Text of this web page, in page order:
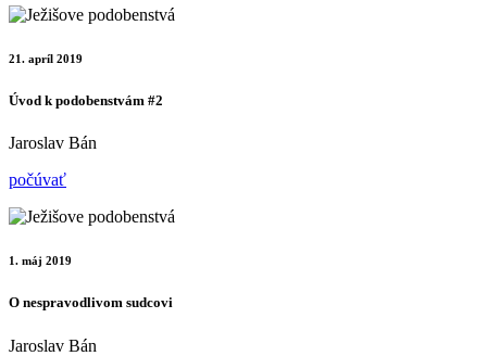
21. apríl 2019
Úvod k podobenstvám #2
Jaroslav Bán
počúvať
1. máj 2019
O nespravodlivom sudcovi
Jaroslav Bán